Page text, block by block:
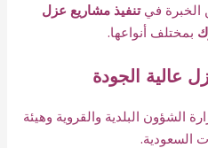
تنفيذ مشاريع عزل
بمختلف أنواعها.
الشؤون البلدية والقروية وهيئة
السعودية.